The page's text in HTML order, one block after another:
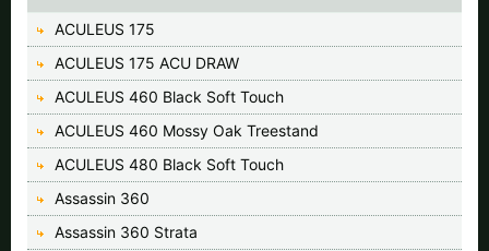
ACULEUS 175
ACULEUS 175 ACU DRAW
ACULEUS 460 Black Soft Touch
ACULEUS 460 Mossy Oak Treestand
ACULEUS 480 Black Soft Touch
Assassin 360
Assassin 360 Strata